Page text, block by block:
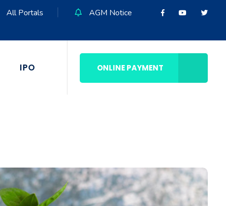
All Portals AGM Notice
IPO ONLINE PAYMENT